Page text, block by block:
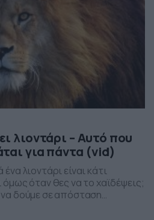
λιοντάρι – Αυτό που
για πάντα (vid)
λιοντάρι είναι κάτι
όμως όταν θες να το χαϊδέψεις;
δούμε σε απόσταση